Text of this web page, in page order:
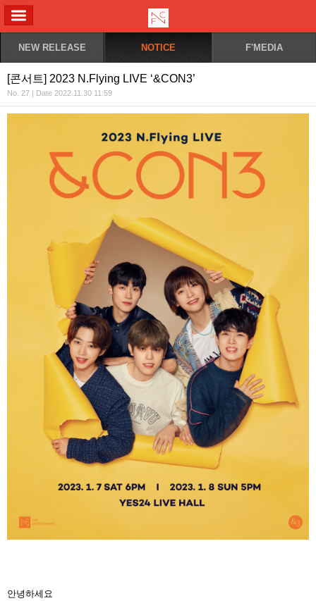
NEW RELEASE NOTICE F'MEDIA
[콘서트] 2023 N.Flying LIVE ‘&CON3’
No. 27 | Date 2022.11.30 11:59
안녕하세요